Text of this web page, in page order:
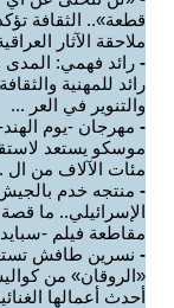
قطعة».. الثقافة
ملاحقة الآثار
- رائد فهمي: المدى
رائد للمهنية والثقافة
والتنوير في العر ...
- مهرجان -يوم
موسكو يستعد
مئات الآلاف من ال
- منتجه خدم
الإسرائيلي.. ما
مقاطعة فيلم -
- نسرين طافش
«الروقان» من
أحدث أعمالها